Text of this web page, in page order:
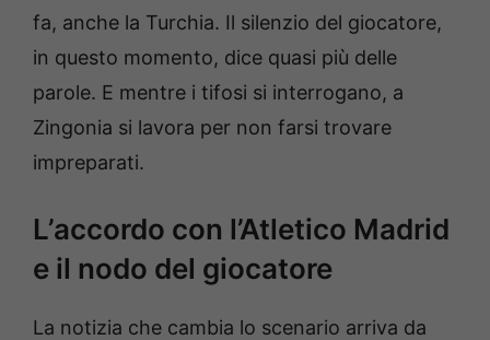
fa, anche la Turchia. Il silenzio del giocatore,
in questo momento, dice quasi più delle
parole. E mentre i tifosi si interrogano, a
Zingonia si lavora per non farsi trovare
impreparati.
L’accordo con l’Atletico Madrid
e il nodo del giocatore
La notizia che cambia lo scenario arriva da